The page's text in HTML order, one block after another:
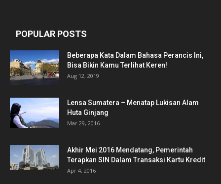
POPULAR POSTS
Beberapa Kata Dalam Bahasa Perancis Ini,
Bisa Bikin Kamu Terlihat Keren!
Aug 12, 2019
Lensa Sumatera – Menatap Lukisan Alam
Huta Ginjang
Mar 29, 2016
Akhir Mei 2016 Mendatang, Pemerintah
Terapkan SIN Dalam Transaksi Kartu Kredit
Apr 4, 2016